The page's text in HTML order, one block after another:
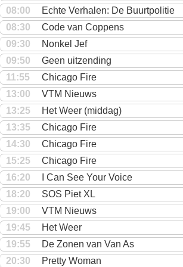
08:00
Echte Verhalen: De Buurtpolitie
08:30
Code van Coppens
09:30
Nonkel Jef
09:50
Geen uitzending
11:55
Chicago Fire
13:00
VTM Nieuws
13:25
Het Weer (middag)
13:35
Chicago Fire
14:30
Chicago Fire
15:25
Chicago Fire
16:20
I Can See Your Voice
18:20
SOS Piet XL
19:00
VTM Nieuws
19:45
Het Weer
19:55
De Zonen van Van As
20:30
Pretty Woman